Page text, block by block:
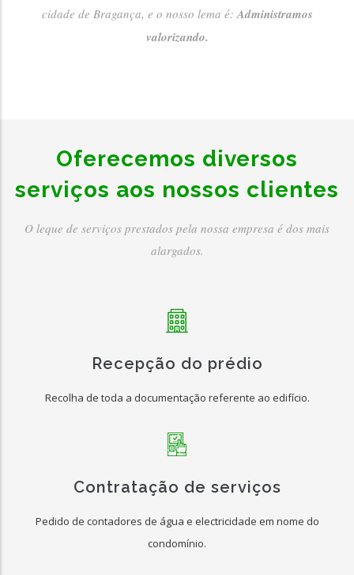
cidade de Bragança, e o nosso lema é:Administramos
valorizando.
Oferecemos diversos
serviços aos nossos clientes
O leque de serviços prestados pela nossa empresa é dos mais
alargados.
Recepção do prédio
Recolha de toda a documentação referente ao edifício.
Contratação de serviços
Pedido de contadores de água e electricidade em nome do
condomínio.